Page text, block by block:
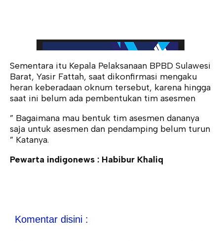
Sementara itu Kepala Pelaksanaan BPBD Sulawesi
Barat, Yasir Fattah, saat dikonfirmasi mengaku
heran keberadaan oknum tersebut, karena hingga
saat ini belum ada pembentukan tim asesmen
” Bagaimana mau bentuk tim asesmen dananya
saja untuk asesmen dan pendamping belum turun
” Katanya.
Pewarta indigonews : Habibur Khaliq
Komentar disini :